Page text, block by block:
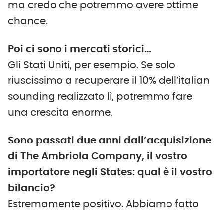
ma credo che potremmo avere ottime
chance.
Poi ci sono i mercati storici…
Gli Stati Uniti, per esempio. Se solo
riuscissimo a recuperare il 10% dell’italian
sounding realizzato lì, potremmo fare
una crescita enorme.
Sono passati due anni dall’acquisizione
di The Ambriola Company, il vostro
importatore negli States: qual è il vostro
bilancio?
Estremamente positivo. Abbiamo fatto